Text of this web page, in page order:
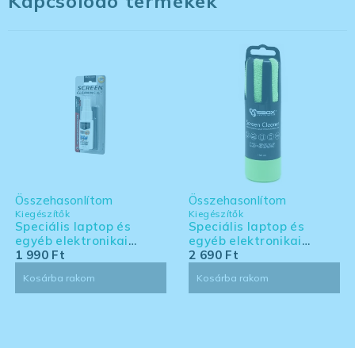
Kiegészítők
Speciális laptop és
egyéb elektronikai
eszköz tisztító készlet -
Összehasonlítom
1 990 Ft
Kosárba rakom
Kiegészítők
Speciális laptop és
egyéb elektronikai
eszköz tisztító készlet -
Összehasonlítom
2 690 Ft
Kosárba rakom